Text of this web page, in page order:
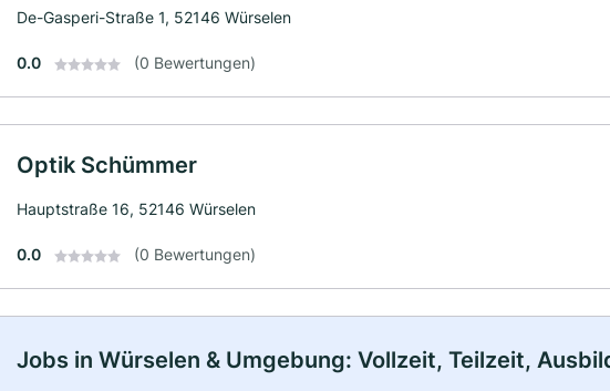
De-Gasperi-Straße 1, 52146 Würselen
0.0 (0 Bewertungen)
Optik Schümmer
Hauptstraße 16, 52146 Würselen
0.0 (0 Bewertungen)
Jobs in Würselen & Umgebung: Vollzeit, Teilzeit,